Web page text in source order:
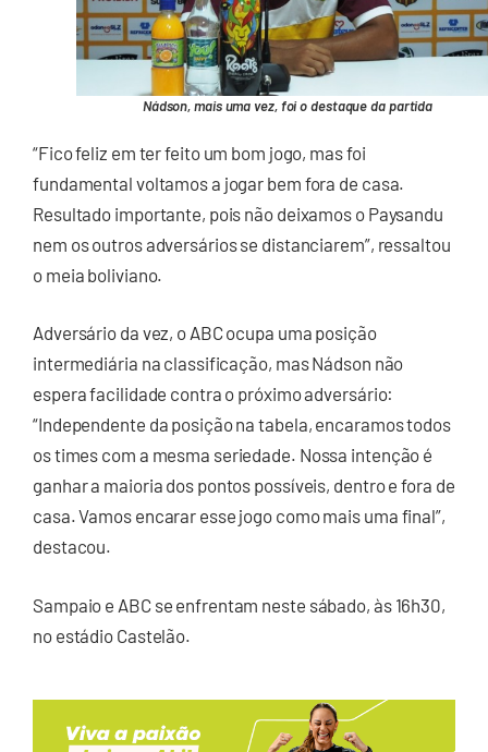
Nádson, mais uma vez, foi o destaque da partida
“Fico feliz em ter feito um bom jogo, mas foi
fundamental voltamos a jogar bem fora de casa.
Resultado importante, pois não deixamos o Paysandu
nem os outros adversários se distanciarem”, ressaltou
o meia boliviano.
Adversário da vez, o ABC ocupa uma posição
intermediária na classificação, mas Nádson não
espera facilidade contra o próximo adversário:
“Independente da posição na tabela, encaramos todos
os times com a mesma seriedade. Nossa intenção é
ganhar a maioria dos pontos possíveis, dentro e fora de
casa. Vamos encarar esse jogo como mais uma final”,
destacou.
Sampaio e ABC se enfrentam neste sábado, às 16h30,
no estádio Castelão.